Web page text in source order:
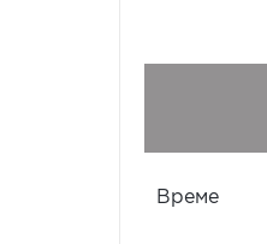
Време